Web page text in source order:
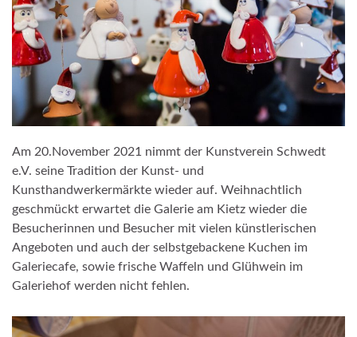
Am 20.November 2021 nimmt der Kunstverein Schwedt
e.V. seine Tradition der Kunst- und
Kunsthandwerkermärkte wieder auf. Weihnachtlich
geschmückt erwartet die Galerie am Kietz wieder die
Besucherinnen und Besucher mit vielen künstlerischen
Angeboten und auch der selbstgebackene Kuchen im
Galeriecafe, sowie frische Waffeln und Glühwein im
Galeriehof werden nicht fehlen.